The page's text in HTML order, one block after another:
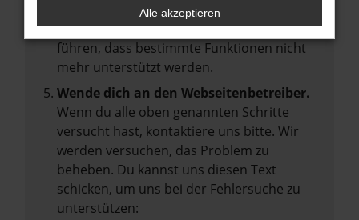
Veraltete Software birgt nicht nur ein
Sicherheitsrisiko, sondern kann auch dazu
führen, dass bestimmte Funktionen nicht
mehr unterstützt werden.
Wende dich an den Webseitenbetreiber.
Wenn du alle oben genannten Schritte
versucht hast, kontaktiere uns bitte. Wir
werden versuchen, das Problem zu
beheben. Du kannst uns diesen Text
schicken, um uns bei der Fehlersuche zu
unterstützen:
Alle akzeptieren